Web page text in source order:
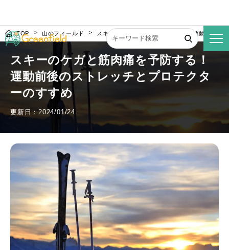
TOP 山のフィールド スキーのケガと筋肉痛を予防する！運動前後の
スキーのケガと筋肉痛を予防する！
運動前後のストレッチとプロテクタ
ーのすすめ
更新日：2024/01/24